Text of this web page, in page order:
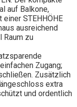
auf Balkone,
STEHHÖHE
ausreichend
Raum zu
Zugang;
Zusätzlich
extra
und ordentlich